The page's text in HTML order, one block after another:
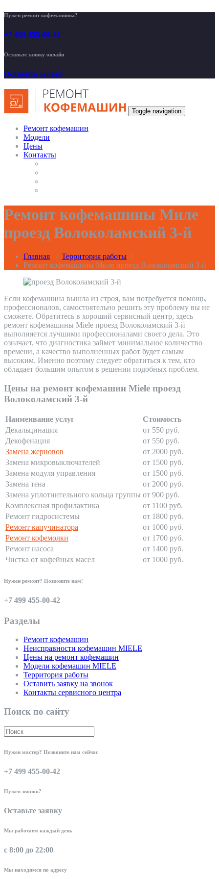
Нужен ремонт кофемашины?
+7 499 455-00-42
Оставьте заявку онлайн
Оставить заявку
Toggle navigation
Ремонт кофемашин
Модели
Цены
Контакты
Ремонт кофемашины Миле
проезд Волоколамский 3-й
Главная / Территория работы /
Ремонт кофемашины Миле проезд Волоколамский 3-й
Если кофемашина вышла из строя, вам потребуется помощь,
профессионалов, самостоятельно решить эту проблему вы не
сможете. Обратитесь в хороший сервисный центр, здесь
ремонт кофемашины Miele проезд Волоколамский 3-й
выполняется лучшими профессионалами своего дела. Это
означает, что диагностика займет минимальное количество
времени, а качество выполненных работ будет самым
высоким. Именно поэтому следует обратиться к тем, кто
обладает большим опытом в решении подобных проблем.
Цены на ремонт кофемашин Miele проезд
Волоколамский 3-й
Наименвание услуг
Стоимость
Декальцинация
от 550 руб.
Декофенация
от 550 руб.
Замена жерновов
от 2000 руб.
Замена микровыключателей
от 1500 руб.
Замена модуля управления
от 1500 руб.
Замена тена
от 2000 руб.
Замена уплотнительного кольца группы от 900 руб.
Комплексная профилактика
от 1100 руб.
Ремонт гидросистемы
от 1800 руб.
Ремонт капучинатора
от 1000 руб.
Ремонт кофемолки
от 1700 руб.
Ремонт насоса
от 1400 руб.
Чистка от кофейных масел
от 1000 руб.
Нужен ремонт? Позвоните нам!
+7 499 455-00-42
Разделы
Ремонт кофемашин
Неисправности кофемашин MIELE
Цены на ремонт кофемашин
Модели кофемашин MIELE
Территория работы
Оставить заявку на звонок
Контакты сервисного центра
Поиск по сайту
Нужен мастер? Позвоните нам сейчас
+7 499 455-00-42
Нужен звонок?
Оставьте заявку
Мы работаем каждый день
с 8:00 до 22:00
Мы находимся по адресу